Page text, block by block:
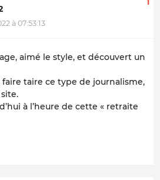
à 07:53:13
aimé le style, et découvert un
taire ce type de journalisme,
à l’heure de cette « retraite